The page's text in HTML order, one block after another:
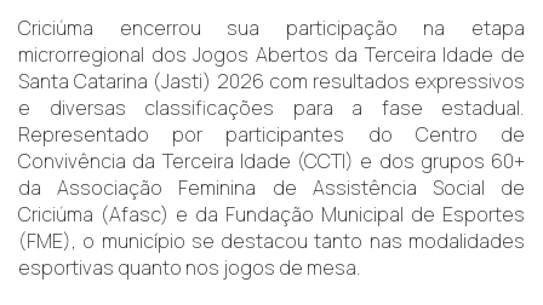
Criciúma encerrou sua participação na etapa
microrregional dos Jogos Abertos da Terceira Idade de
Santa Catarina (Jasti) 2026 com resultados expressivos
e diversas classificações para a fase estadual.
Representado por participantes do Centro de
Convivência da Terceira Idade (CCTI) e dos grupos 60+
da Associação Feminina de Assistência Social de
Criciúma (Afasc) e da Fundação Municipal de Esportes
(FME), o município se destacou tanto nas modalidades
esportivas quanto nos jogos de mesa.